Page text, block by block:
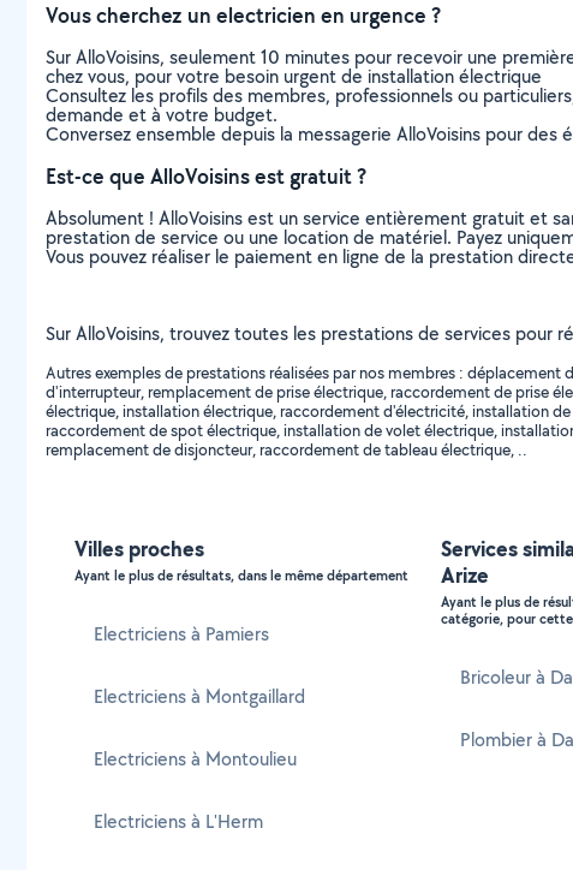
Vous cherchez un electricien en urgence ?
Sur AlloVoisins, seulement 10 minutes pour recevoir une
chez vous, pour votre besoin urgent de installation électrique
Consultez les profils des membres, professionnels ou
demande et à votre budget.
Conversez ensemble depuis la messagerie AlloVoisins pour
Est-ce que AlloVoisins est gratuit ?
Absolument ! AlloVoisins est un service entièrement gratuit et
prestation de service ou une location de matériel. Payez
Vous pouvez réaliser le paiement en ligne de la prestation
Sur AlloVoisins, trouvez toutes les prestations de services pour
Autres exemples de prestations réalisées par nos membres :
d'interrupteur, remplacement de prise électrique, raccordement de prise
électrique, installation électrique, raccordement d'électricité, installation
raccordement de spot électrique, installation de volet électrique,
remplacement de disjoncteur, raccordement de tableau électrique, ..
Villes proches
Ayant le plus de résultats, dans le même département
Electriciens à Pamiers
Electriciens à Montgaillard
Electriciens à Montoulieu
Electriciens à L'Herm
Services
Arize
Ayant le plus de
catégorie, pour
Bricoleur à
Plombier à